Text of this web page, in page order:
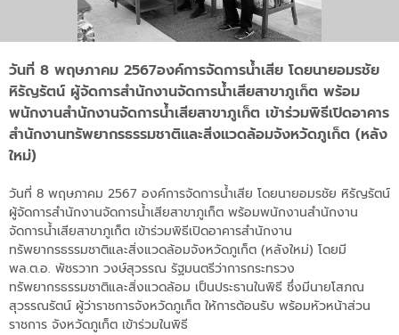
วันที่ 8 พฤษภาคม 2567องค์การจัดการน้ำเสีย โดยนายอมรชัย
หิรัญรัตน์ ผู้จัดการสำนักงานจัดการน้ำเสียสาขาภูเก็ต พร้อม
พนักงานสำนักงานจัดการน้ำเสียสาขาภูเก็ต เข้าร่วมพิธีเปิดอาคาร
สำนักงานทรัพยากรธรรมชาติและสิ่งแวดล้อมจังหวัดภูเก็ต (หลัง
ใหม่)
วันที่ 8 พฤษภาคม 2567 องค์การจัดการน้ำเสีย โดยนายอมรชัย หิรัญรัตน์
ผู้จัดการสำนักงานจัดการน้ำเสียสาขาภูเก็ต พร้อมพนักงานสำนักงาน
จัดการน้ำเสียสาขาภูเก็ต เข้าร่วมพิธีเปิดอาคารสำนักงาน
ทรัพยากรธรรมชาติและสิ่งแวดล้อมจังหวัดภูเก็ต (หลังใหม่) โดยมี
พล.ต.อ. พัชรวาท วงษ์สุวรรณ รัฐมนตรีว่าการกระทรวง
ทรัพยากรธรรมชาติและสิ่งแวดล้อม เป็นประธานในพิธี ซึ่งมีนายโสภณ
สุวรรณรัตน์ ผู้ว่าราชการจังหวัดภูเก็ต ให้การต้อนรับ พร้อมหัวหน้าส่วน
ราชการ จังหวัดภูเก็ต เข้าร่วมในพิธี